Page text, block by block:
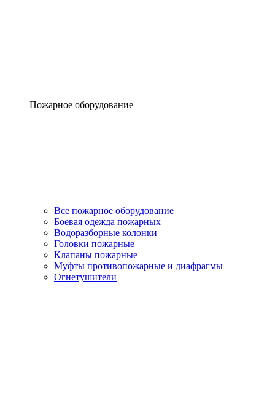
Пожарное оборудование
Все пожарное оборудование
Боевая одежда пожарных
Водоразборные колонки
Головки пожарные
Клапаны пожарные
Муфты противопожарные и диафрагмы
Огнетушители